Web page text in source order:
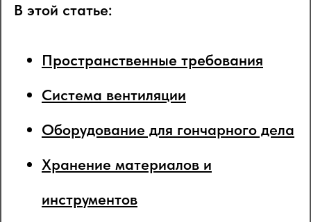
В этой статье:
Пространственные требования
Система вентиляции
Оборудование для гончарного дела
Хранение материалов и
инструментов